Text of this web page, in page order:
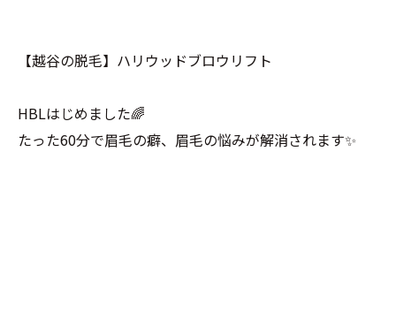
【越谷の脱毛】ハリウッドブロウリフト
HBLはじめました🌈
たった60分で眉毛の癖、眉毛の悩みが解消されます✨